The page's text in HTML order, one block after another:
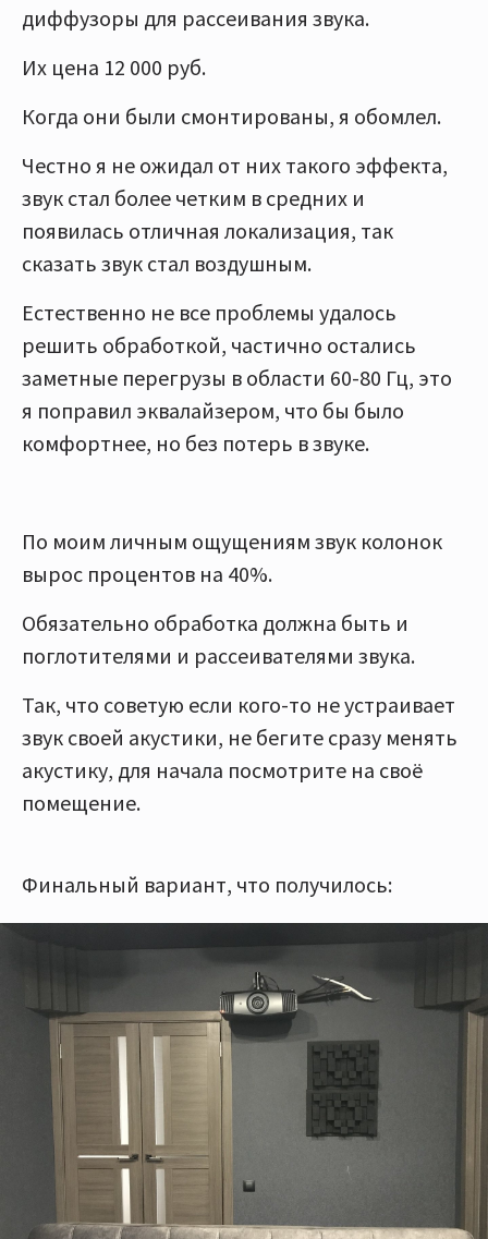
диффузоры для рассеивания звука.
Их цена 12 000 руб.
Когда они были смонтированы, я обомлел.
Честно я не ожидал от них такого эффекта,
звук стал более четким в средних и
появилась отличная локализация, так
сказать звук стал воздушным.
Естественно не все проблемы удалось
решить обработкой, частично остались
заметные перегрузы в области 60-80 Гц, это
я поправил эквалайзером, что бы было
комфортнее, но без потерь в звуке.
По моим личным ощущениям звук колонок
вырос процентов на 40%.
Обязательно обработка должна быть и
поглотителями и рассеивателями звука.
Так, что советую если кого-то не устраивает
звук своей акустики, не бегите сразу менять
акустику, для начала посмотрите на своё
помещение.
Финальный вариант, что получилось: